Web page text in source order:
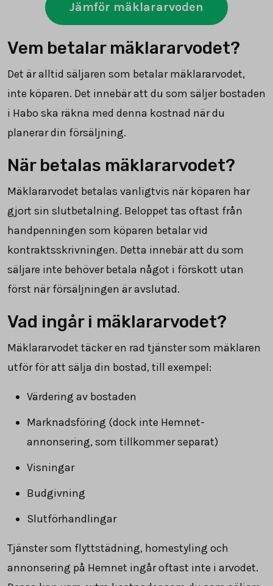
Jämför mäklararvoden
Vem betalar mäklararvodet?
Det är alltid säljaren som betalar mäklararvodet,
inte köparen. Det innebär att du som säljer bostaden
i Habo ska räkna med denna kostnad när du
planerar din försäljning.
När betalas mäklararvodet?
Mäklararvodet betalas vanligtvis när köparen har
gjort sin slutbetalning. Beloppet tas oftast från
handpenningen som köparen betalar vid
kontraktsskrivningen. Detta innebär att du som
säljare inte behöver betala något i förskott utan
först när försäljningen är avslutad.
Vad ingår i mäklararvodet?
Mäklararvodet täcker en rad tjänster som mäklaren
utför för att sälja din bostad, till exempel:
Värdering av bostaden
Marknadsföring (dock inte Hemnet-
annonsering, som tillkommer separat)
Visningar
Budgivning
Slutförhandlingar
Tjänster som flyttstädning, homestyling och
annonsering på Hemnet ingår oftast inte i arvodet.